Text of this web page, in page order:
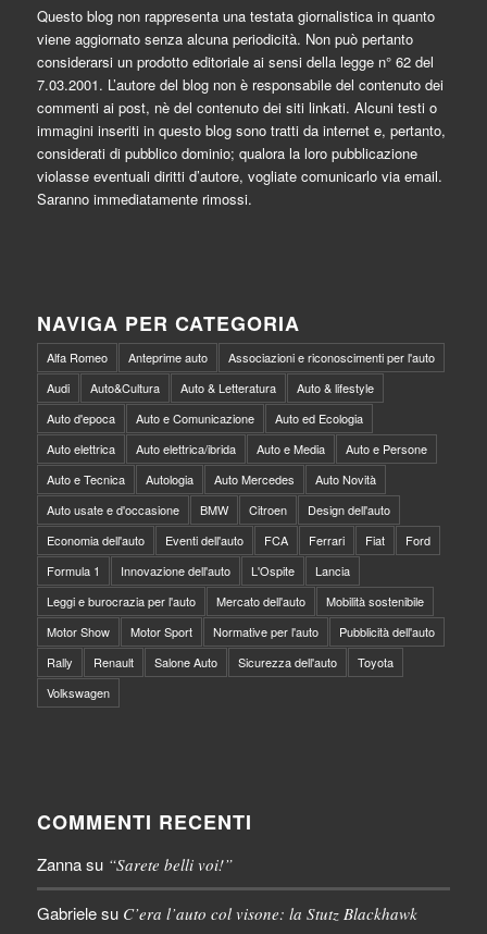
Questo blog non rappresenta una testata giornalistica in quanto
viene aggiornato senza alcuna periodicità. Non può pertanto
considerarsi un prodotto editoriale ai sensi della legge n° 62 del
7.03.2001. L’autore del blog non è responsabile del contenuto dei
commenti ai post, nè del contenuto dei siti linkati. Alcuni testi o
immagini inseriti in questo blog sono tratti da internet e, pertanto,
considerati di pubblico dominio; qualora la loro pubblicazione
violasse eventuali diritti d’autore, vogliate comunicarlo via email.
Saranno immediatamente rimossi.
NAVIGA PER CATEGORIA
Alfa Romeo Anteprime auto
Associazioni e riconoscimenti per l'auto
Audi
Auto&Cultura Auto & Letteratura
Auto & lifestyle
Auto d'epoca
Auto e Comunicazione
Auto ed Ecologia
Auto elettrica
Auto elettrica/ibrida Auto e Media
Auto e Persone
Auto e Tecnica
Autologia Auto Mercedes
Auto Novità
Auto usate e d'occasione
BMW Citroen
Design dell'auto
Economia dell'auto
Eventi dell'auto FCA Ferrari Fiat
Ford
Formula 1
Innovazione dell'auto L'Ospite
Lancia
Leggi e burocrazia per l'auto
Mercato dell'auto
Mobilità sostenibile
Motor Show
Motor Sport Normative per l'auto
Pubblicità dell'auto
Rally
Renault Salone Auto Sicurezza dell'auto
Toyota
Volkswagen
COMMENTI RECENTI
Zannasu “Sarete belli voi!”
Gabrielesu C’era l’auto col visone: la Stutz Blackhawk